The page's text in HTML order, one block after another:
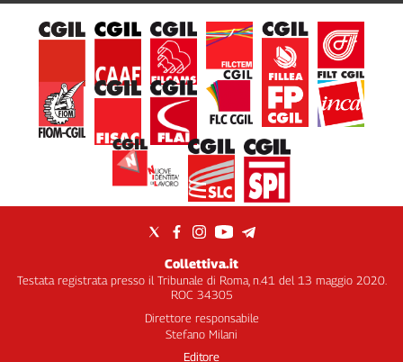
Collettiva.it
Testata registrata presso il Tribunale di Roma, n.41 del 13 maggio 2020.
ROC 34305
Direttore responsabile
Stefano Milani
Editore